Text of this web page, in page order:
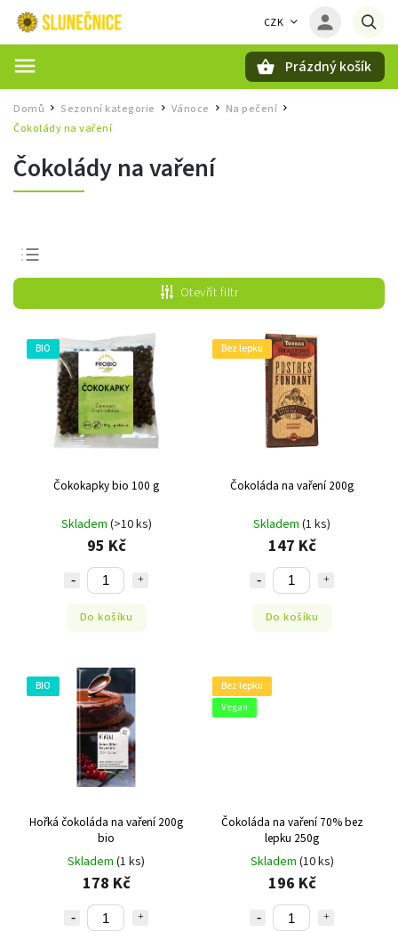
CZK
Prázdný košík
Domů / Sezonní kategorie Vánoce Na pečení /
Čokolády na vaření
Čokolády na vaření
Nejprodávanější
Nejlevnější
Nejdražší
Abecedně
Otevřít filtr
BIO
Čokokapky bio 100 g
Skladem (>10 ks)
95 Kč
Do košíku
Bez lepku
Čokoláda na vaření 200g
Skladem (1 ks)
147 Kč
Do košíku
BIO
Hořká čokoláda na vaření 200g
bio
Skladem (1 ks)
178 Kč
Bez lepku
Vegan
Čokoláda na vaření 70% bez
lepku 250g
Skladem (10 ks)
196 Kč